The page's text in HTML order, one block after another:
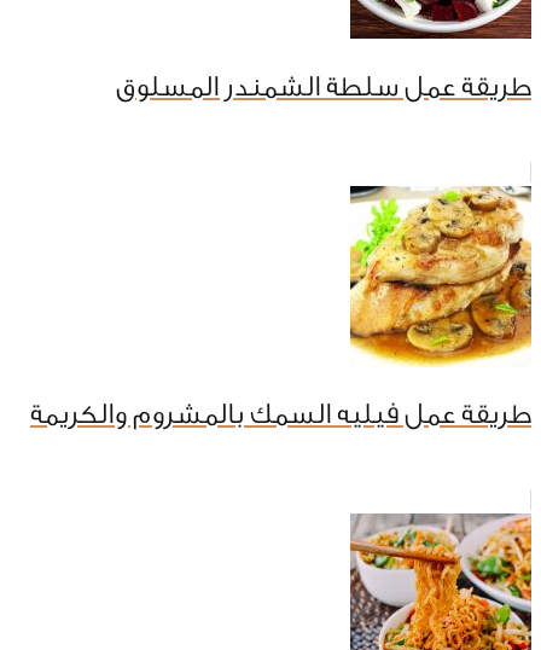
طريقة عمل سلطة الشمندر المسلوق
طريقة عمل فيليه السمك بالمشروم والكريمة